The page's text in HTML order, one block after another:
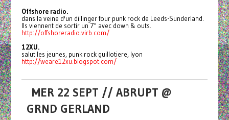
Offshore radio.
dans la veine d'un dillinger four punk rock de Leeds-Sunderland.
Ils viennent de sortir un 7" avec down & outs.
http://offshoreradio.virb.com/
12XU.
salut les jeunes, punk rock guillotiere, lyon
http://weare12xu.blogspot.com/
MER 22 SEPT // ABRUPT @
GRND GERLAND